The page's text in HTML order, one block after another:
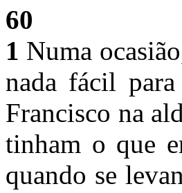
60
1 Numa
nada fácil
Francisco na
tinham o que
quando se